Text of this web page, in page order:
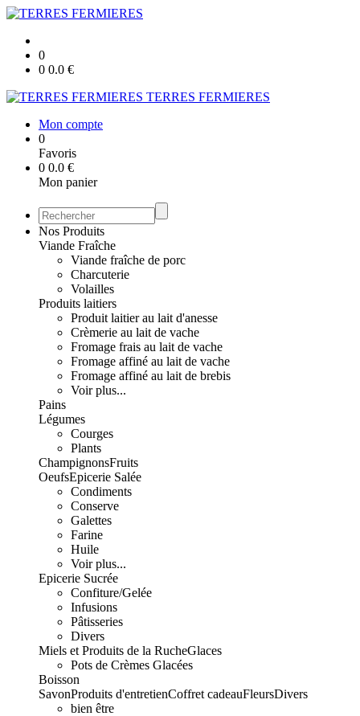
0
0 0.0 €
TERRES FERMIERES
Mon compte
0
Favoris
0 0.0 €
Mon panier
Nos Produits
Viande Fraîche
Viande fraîche de porc
Charcuterie
Volailles
Produits laitiers
Produit laitier au lait d'anesse
Crèmerie au lait de vache
Fromage frais au lait de vache
Fromage affiné au lait de vache
Fromage affiné au lait de brebis
Voir plus...
Pains
Légumes
Courges
Plants
ChampignonsFruits
OeufsEpicerie Salée
Condiments
Conserve
Galettes
Farine
Huile
Voir plus...
Epicerie Sucrée
Confiture/Gelée
Infusions
Pâtisseries
Divers
Miels et Produits de la RucheGlaces
Pots de Crèmes Glacées
Boisson
SavonProduits d'entretienCoffret cadeauFleursDivers
bien être